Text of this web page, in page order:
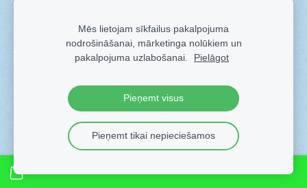
Mēs lietojam sīkfailus pakalpojuma
nodrošināšanai, mārketinga nolūkiem un
pakalpojuma uzlabošanai.
Pielāgot
Pieņemt visus
Pieņemt tikai nepieciešamos